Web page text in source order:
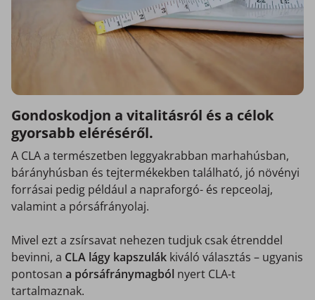
Gondoskodjon a vitalitásról és a célok
gyorsabb eléréséről.
A CLA a természetben leggyakrabban marhahúsban,
bárányhúsban és tejtermékekben található, jó növényi
forrásai pedig például a napraforgó- és repceolaj,
valamint a pórsáfrányolaj.
Mivel ezt a zsírsavat nehezen tudjuk csak étrenddel
bevinni, a CLA lágy kapszulák kiváló választás – ugyanis
pontosan a pórsáfránymagból nyert CLA-t
tartalmaznak.